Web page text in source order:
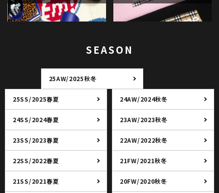
SEASON
25AW/2025秋冬
25SS/2025春夏 24AW/2024秋冬
24SS/2024春夏 23AW/2023秋冬
23SS/2023春夏 22AW/2022秋冬
22SS/2022春夏 21FW/2021秋冬
21SS/2021春夏 20FW/2020秋冬